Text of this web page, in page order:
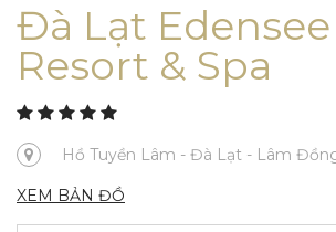
Đà Lạt
Resort & Spa
Hồ Tuyền Lâm - Đà Lạt - Lâm
XEM BẢN ĐỒ